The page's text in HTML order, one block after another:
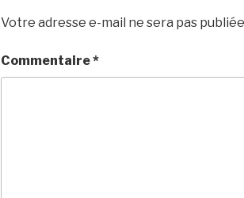
Votre adresse e-mail ne sera pas
Commentaire*